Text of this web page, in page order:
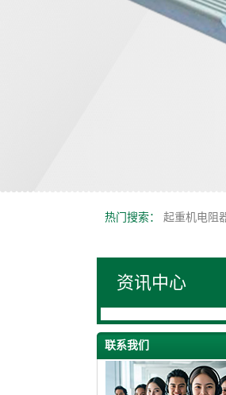
热门搜索： 起重机电阻
资讯中心
联系我们